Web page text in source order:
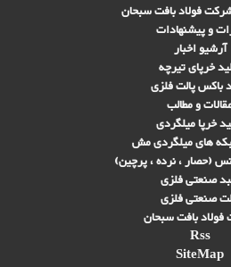
فولاد بافت سبحان
و پیشنهادات
آرشیو اخبار
خرپای تیرچه
باکس پالت فلزی
و مطالب
خرپا میلگردی
های ميلگردی مش
(حصار ، نرده ، پرچین)
صنعتی فلزی
صنعتی فلزی
بافت سبحان
Rss
SiteMap